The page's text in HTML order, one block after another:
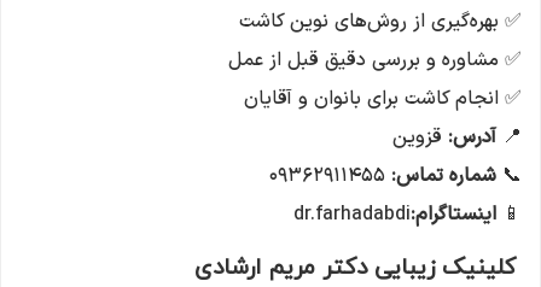
✅ بهره‌گیری از روش‌های نوین کاشت
✅ مشاوره و بررسی دقیق قبل از عمل
✅ انجام کاشت برای بانوان و آقایان
📍آدرس: قزوین
📞 شماره تماس: ۰۹۳۶۲۹۱۱۴۵۵
📱 اینستاگرام:dr.farhadabdi
کلینیک زیبایی دکتر مریم ارشادی